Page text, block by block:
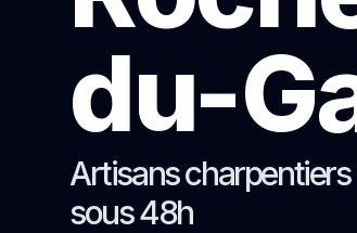
du-
Artisans charpentiers
sous 48h